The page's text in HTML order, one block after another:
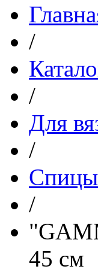
/
/
Для
/
/
45 см